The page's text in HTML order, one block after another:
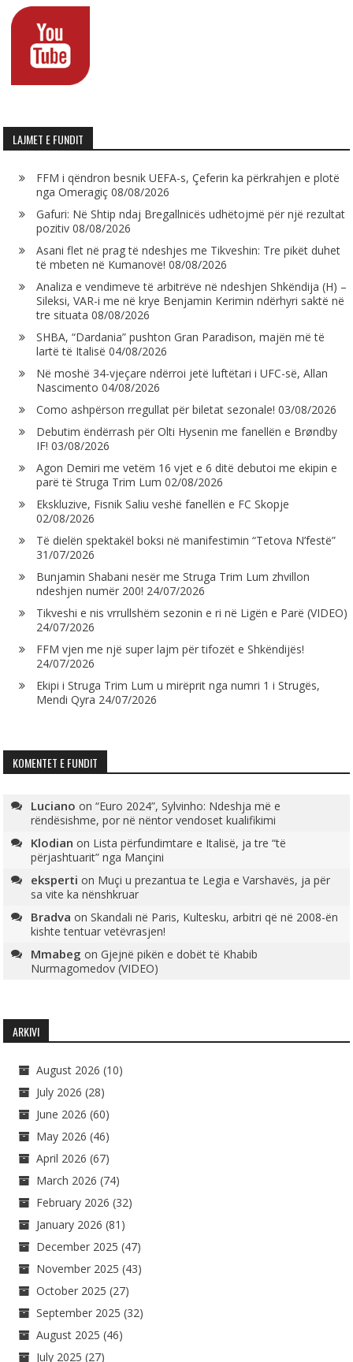
LAJMET E FUNDIT
FFM i qëndron besnik UEFA-s, Çeferin ka përkrahjen e plotë
nga Omeragiç 08/08/2026
Gafuri: Në Shtip ndaj Bregallnicës udhëtojmë për një rezultat
pozitiv 08/08/2026
Asani flet në prag të ndeshjes me Tikveshin: Tre pikët duhet
të mbeten në Kumanovë! 08/08/2026
Analiza e vendimeve të arbitrëve në ndeshjen Shkëndija (H) –
Sileksi, VAR-i me në krye Benjamin Kerimin ndërhyri saktë në
tre situata 08/08/2026
SHBA, “Dardania” pushton Gran Paradison, majën më të
lartë të Italisë 04/08/2026
Në moshë 34-vjeçare ndërroi jetë luftëtari i UFC-së, Allan
Nascimento 04/08/2026
Como ashpërson rregullat për biletat sezonale! 03/08/2026
Debutim ëndërrash për Olti Hysenin me fanellën e Brøndby
IF! 03/08/2026
Agon Demiri me vetëm 16 vjet e 6 ditë debutoi me ekipin e
parë të Struga Trim Lum 02/08/2026
Ekskluzive, Fisnik Saliu veshë fanellën e FC Skopje
02/08/2026
Të dielën spektakël boksi në manifestimin “Tetova N’festë”
31/07/2026
Bunjamin Shabani nesër me Struga Trim Lum zhvillon
ndeshjen numër 200! 24/07/2026
Tikveshi e nis vrrullshëm sezonin e ri në Ligën e Parë (VIDEO)
24/07/2026
FFM vjen me një super lajm për tifozët e Shkëndijës!
24/07/2026
Ekipi i Struga Trim Lum u mirëprit nga numri 1 i Strugës,
Mendi Qyra 24/07/2026
KOMENTET E FUNDIT
Luciano on“Euro 2024”, Sylvinho: Ndeshja më e
rëndësishme, por në nëntor vendoset kualifikimi
Klodian on Lista përfundimtare e Italisë, ja tre “të
përjashtuarit” nga Mançini
eksperti on Muçi u prezantua te Legia e Varshavës, ja për
sa vite ka nënshkruar
Bradva onSkandali në Paris, Kultesku, arbitri që në 2008-ën
kishte tentuar vetëvrasjen!
Mmabeg onGjejnë pikën e dobët të Khabib
Nurmagomedov (VIDEO)
ARKIVI
August 2026 (10)
July 2026 (28)
June 2026 (60)
May 2026 (46)
April 2026 (67)
March 2026 (74)
February 2026 (32)
January 2026 (81)
December 2025 (47)
November 2025 (43)
October 2025 (27)
September 2025 (32)
August 2025 (46)
July 2025 (27)